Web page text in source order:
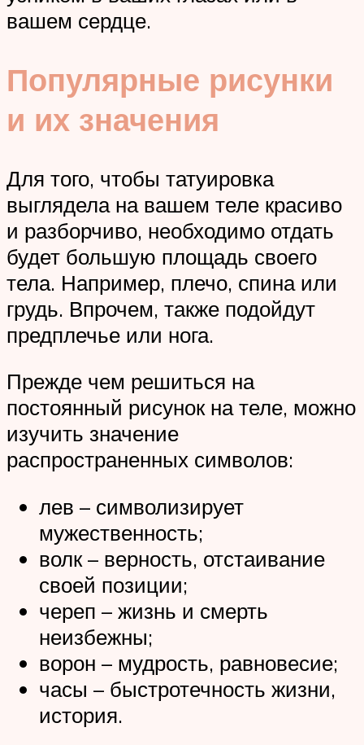
вашем сердце.
Популярные рисунки
и их значения
Для того, чтобы татуировка
выглядела на вашем теле красиво
и разборчиво, необходимо отдать
будет большую площадь своего
тела. Например, плечо, спина или
грудь. Впрочем, также подойдут
предплечье или нога.
Прежде чем решиться на
постоянный рисунок на теле, можно
изучить значение
распространенных символов:
лев – символизирует
мужественность;
волк – верность, отстаивание
своей позиции;
череп – жизнь и смерть
неизбежны;
ворон – мудрость, равновесие;
часы – быстротечность жизни,
история.